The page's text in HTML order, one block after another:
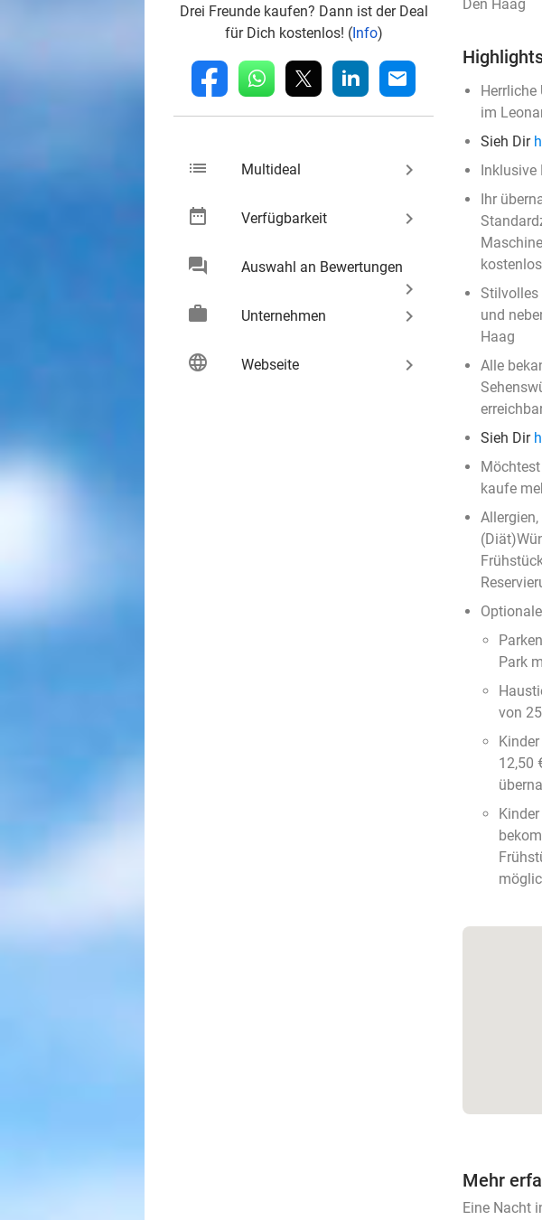
Drei Freunde kaufen? Dann ist der Deal
für Dich kostenlos! (Info)
fb whatsapp linkedin mail
list Multideal keyboard_arrow_right
date_range Verfügbarkeit keyboard_arrow_right
chat Auswahl an Bewertungen
keyboard_arrow_right
work
Unternehmen keyboard_arrow_right
language Webseite keyboard_arrow_right
Den Haag
Herrliche
im
Sieh Dir
Inklusive
Ihr
Stilvolles
und
Haag
Alle
Sieh Dir
kaufe
Park
von
12,50
Mehr
Eine Nacht